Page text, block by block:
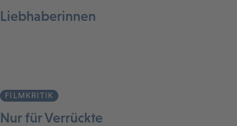
Liebhaberinnen
FILMKRITIK
Nur für Verrückte